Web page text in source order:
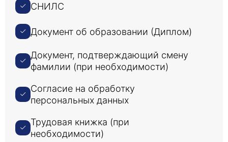
СНИЛС
Документ об образовании (Диплом)
Документ, подтверждающий смену
фамилии (при необходимости)
Согласие на обработку
персональных данных
Трудовая книжка (при
необходимости)